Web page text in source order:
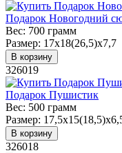
Подарок Новогодний
Вес: 700 грамм
Размер: 17х18(26,5)х7,7
В корзину
326019
Подарок Пушистик
Вес: 500 грамм
Размер:
В корзину
326018